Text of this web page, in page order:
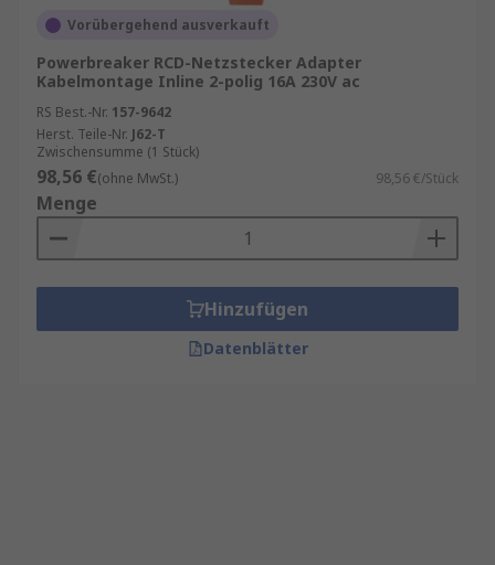
Vorübergehend ausverkauft
Powerbreaker RCD-Netzstecker Adapter
Kabelmontage Inline 2-polig 16A 230V ac
RS Best.-Nr. 157-9642
Herst. Teile-Nr. J62-T
Zwischensumme (1 Stück)
98,56 €(ohne MwSt.) 98,56 €/Stück
Menge
Hinzufügen
Datenblätter